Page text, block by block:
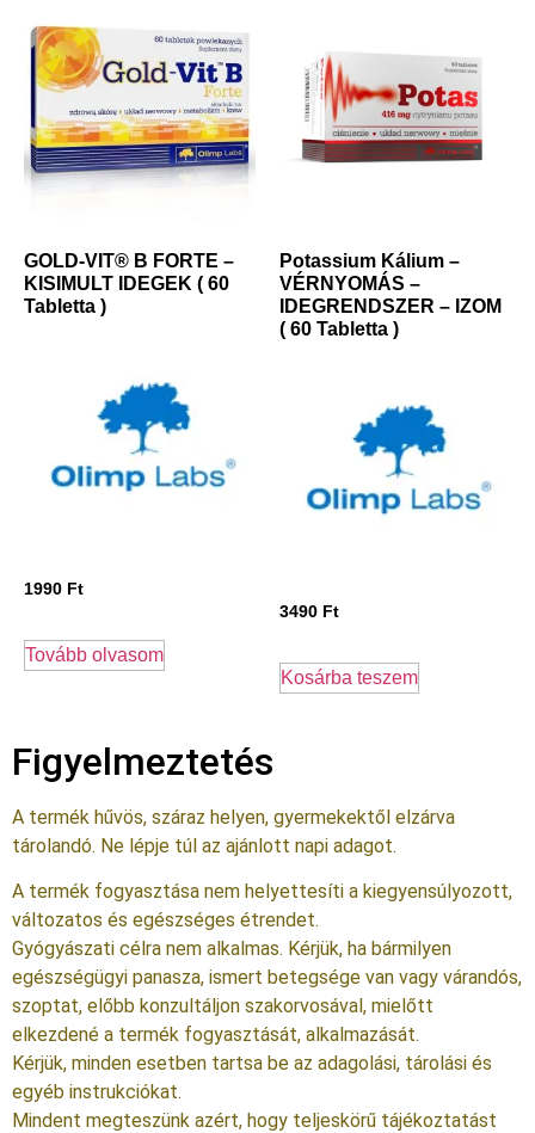
GOLD-VIT® B FORTE –
KISIMULT IDEGEK ( 60
Tabletta )
1990 Ft
Tovább olvasom
Potassium Kálium –
VÉRNYOMÁS –
IDEGRENDSZER – IZOM
( 60 Tabletta )
3490 Ft
Kosárba teszem
Figyelmeztetés
A termék hűvös, száraz helyen, gyermekektől elzárva
tárolandó. Ne lépje túl az ajánlott napi adagot.
A termék fogyasztása nem helyettesíti a kiegyensúlyozott,
változatos és egészséges étrendet.
Gyógyászati célra nem alkalmas. Kérjük, ha bármilyen
egészségügyi panasza, ismert betegsége van vagy várandós,
szoptat, előbb konzultáljon szakorvosával, mielőtt
elkezdené a termék fogyasztását, alkalmazását.
Kérjük, minden esetben tartsa be az adagolási, tárolási és
egyéb instrukciókat.
Mindent megteszünk azért, hogy teljeskörű tájékoztatást